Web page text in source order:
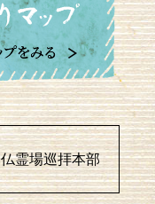
霊場巡拝本部